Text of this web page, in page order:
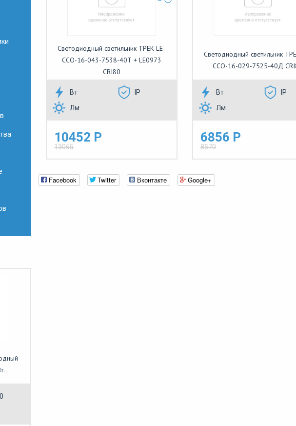
Светодиодный светильник ТРЕК LE-
ССО-16-043-7538-40Т + LE0973
CRI80
Вт
IP
Лм
10452 Р
13065
Светодиодный светильник
ССО-16-029-7525-40Д
Вт
IP
Лм
6856 Р
8570
Facebook Twitter Вконтакте Google+